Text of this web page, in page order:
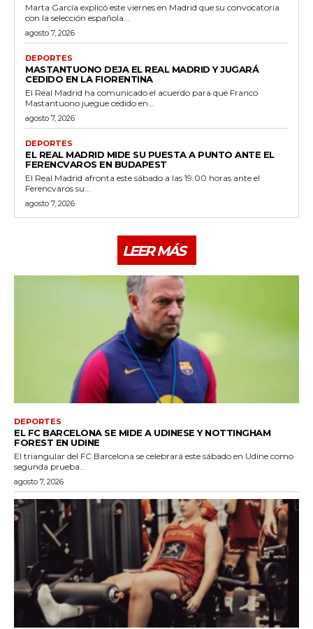
Marta García explicó este viernes en Madrid que su convocatoria
con la selección española...
agosto 7, 2026
DEPORTES
MASTANTUONO DEJA EL REAL MADRID Y JUGARÁ
CEDIDO EN LA FIORENTINA
El Real Madrid ha comunicado el acuerdo para que Franco
Mastantuono juegue cedido en...
agosto 7, 2026
DEPORTES
EL REAL MADRID MIDE SU PUESTA A PUNTO ANTE EL
FERENCVAROS EN BUDAPEST
El Real Madrid afronta este sábado a las 19.00 horas ante el
Ferencvaros su...
agosto 7, 2026
LEER MÁS
DEPORTES
EL FC BARCELONA SE MIDE A UDINESE Y NOTTINGHAM
FOREST EN UDINE
El triangular del FC Barcelona se celebrará este sábado en Udine como
segunda prueba...
agosto 7, 2026